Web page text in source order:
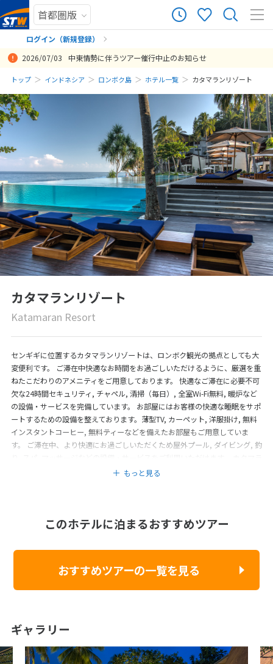
ログイン（新規登録）
まだ履歴がありません
まだ登録がありません
2026/07/03 中東情勢に伴うツアー催行中止のお知らせ
トップ インドネシア ロンボク島 ホテル一覧 カタマランリゾート
カタマランリゾート
Katamaran Resort
センギギに位置するカタマランリゾートは、ロンボク観光の拠点としても大
変便利です。 ご滞在中快適なお時間をお過ごしいただけるように、厳選を重
ねたこだわりのアメニティをご用意しております。 快適なご滞在に必要不可
欠な24時間セキュリティ, チャペル, 清掃（毎日）, 全室Wi-Fi無料, 暖炉など
の設備・サービスを完備しています。 お部屋にはお客様の快適な睡眠をサポ
ートするための設備を整えております。薄型TV, カーペット, 洋服掛け, 無料
インスタントコーヒー, 無料ティーなどを備えたお部屋もご用意していま
す。 ご滞在中、より快適にお過ごしいただくため屋外プール, ダイビング, 釣
ンリゾートのあたたかいおもてなしと心地よい雰囲気で、ロンボクでの滞在
もっと見る
このホテルに泊まるおすすめツアー
おすすめツアーの一覧を見る
ギャラリー